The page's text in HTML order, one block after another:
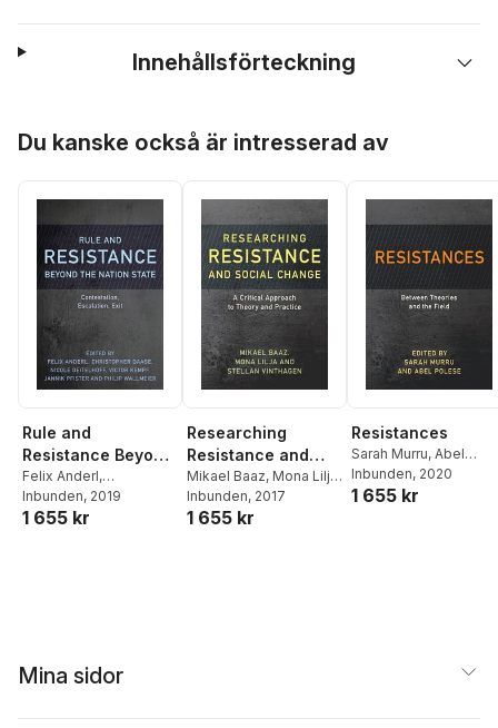
Innehållsförteckning
Du kanske också är intresserad av
Rule and
Resistance Beyond
the Nation State
Felix Anderl,
Christopher Daase
Nicole Deitelhoff
Inbunden, 2019
1 655 kr
Researching
Resistance and
Social Change
Mikael Baaz, Mona Lilja ,
Stellan Vinthagen
Inbunden, 2017
1 655 kr
Resistances
Sarah Murru, Abel
Polese
Inbunden, 2020
1 655 kr
Mina sidor